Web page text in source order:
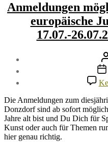
Anmeldungen
europäische
17.07.-
Die Anmeldungen zum
Donzdorf sind ab sofort
Jahre alt bist und Du Dich für
Kunst oder auch für Themen
hier genau richtig.